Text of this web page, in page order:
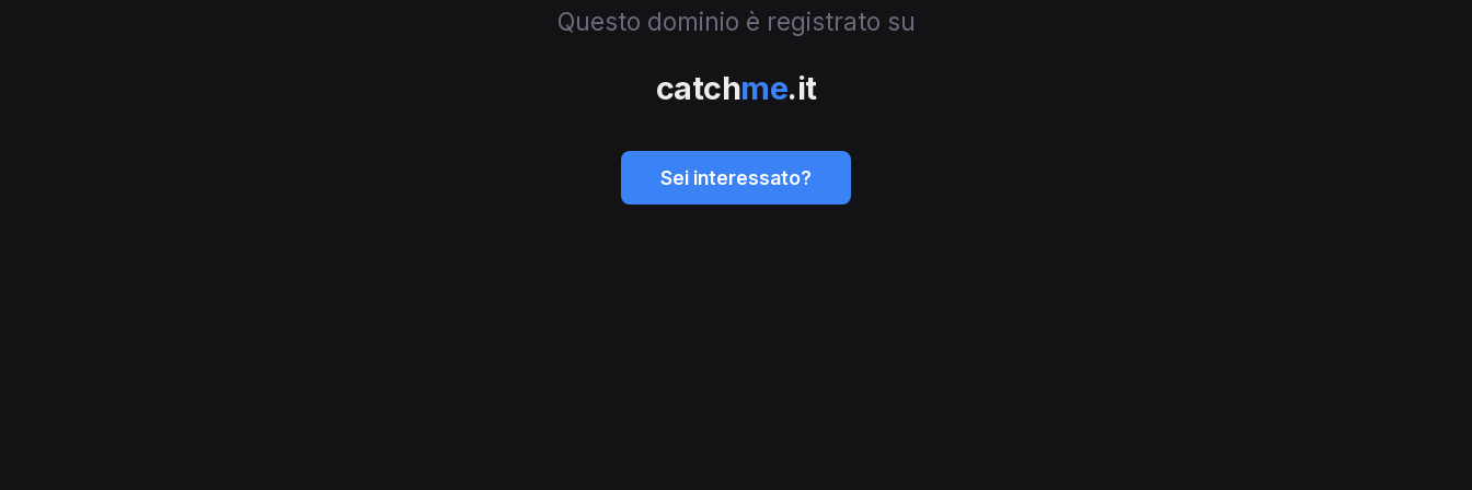
Questo dominio è registrato su
catchme.it
Sei interessato?